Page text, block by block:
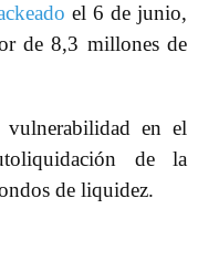
el 6 de junio,
de 8,3 millones de
vulnerabilidad en el
de la
de liquidez.